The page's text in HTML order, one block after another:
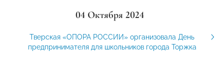
04 Октября 2024
Тверская «ОПОРА РОССИИ» организовала День
предпринимателя для школьников города Торжка